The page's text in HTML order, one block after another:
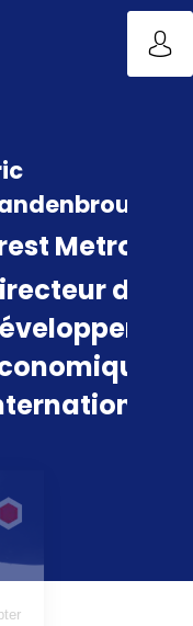
Metropole
du
et